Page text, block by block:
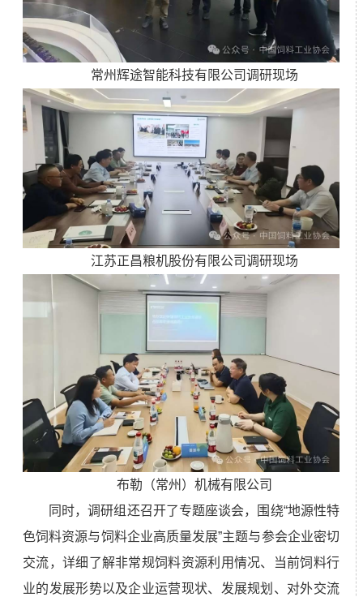
常州辉途智能科技有限公司调研现场
江苏正昌粮机股份有限公司调研现场
布勒（常州）机械有限公司
同时，调研组还召开了专题座谈会，围绕“地源性特
色饲料资源与饲料企业高质量发展”主题与参会企业密切
交流，详细了解非常规饲料资源利用情况、当前饲料行
业的发展形势以及企业运营现状、发展规划、对外交流